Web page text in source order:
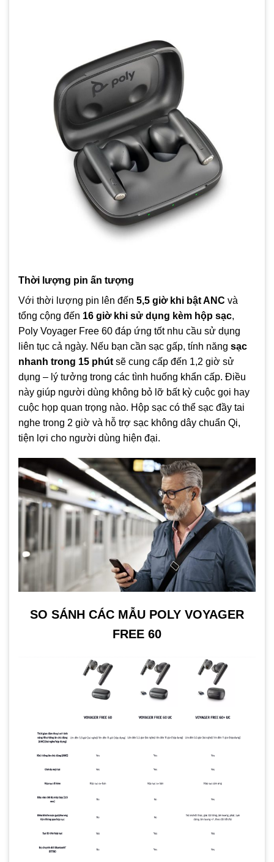
Thời lượng pin ấn tượng
Với thời lượng pin lên đến 5,5 giờ khi bật ANC và
tổng cộng đến 16 giờ khi sử dụng kèm hộp sạc,
Poly Voyager Free 60 đáp ứng tốt nhu cầu sử dụng
liên tục cả ngày. Nếu bạn cần sạc gấp, tính năng sạc
nhanh trong 15 phút sẽ cung cấp đến 1,2 giờ sử
dụng – lý tưởng trong các tình huống khẩn cấp. Điều
này giúp người dùng không bỏ lỡ bất kỳ cuộc gọi hay
cuộc họp quan trọng nào. Hộp sạc có thể sạc đầy tai
nghe trong 2 giờ và hỗ trợ sạc không dây chuẩn Qi,
tiện lợi cho người dùng hiện đại.
SO SÁNH CÁC MẪU POLY VOYAGER
FREE 60